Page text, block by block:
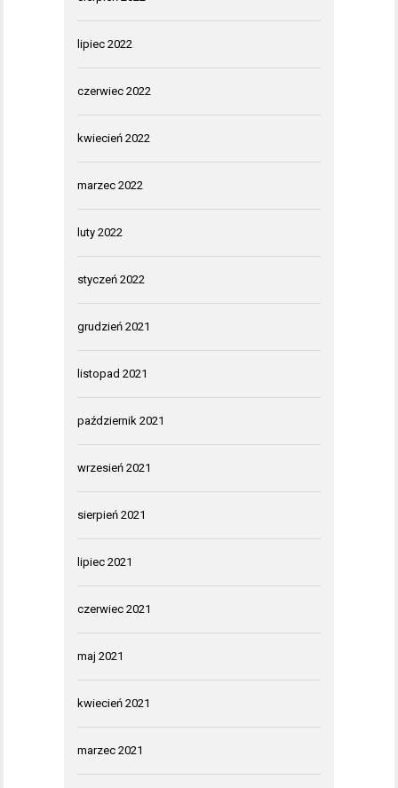
lipiec 2022
czerwiec 2022
kwiecień 2022
marzec 2022
luty 2022
styczeń 2022
grudzień 2021
listopad 2021
październik 2021
wrzesień 2021
sierpień 2021
lipiec 2021
czerwiec 2021
maj 2021
kwiecień 2021
marzec 2021